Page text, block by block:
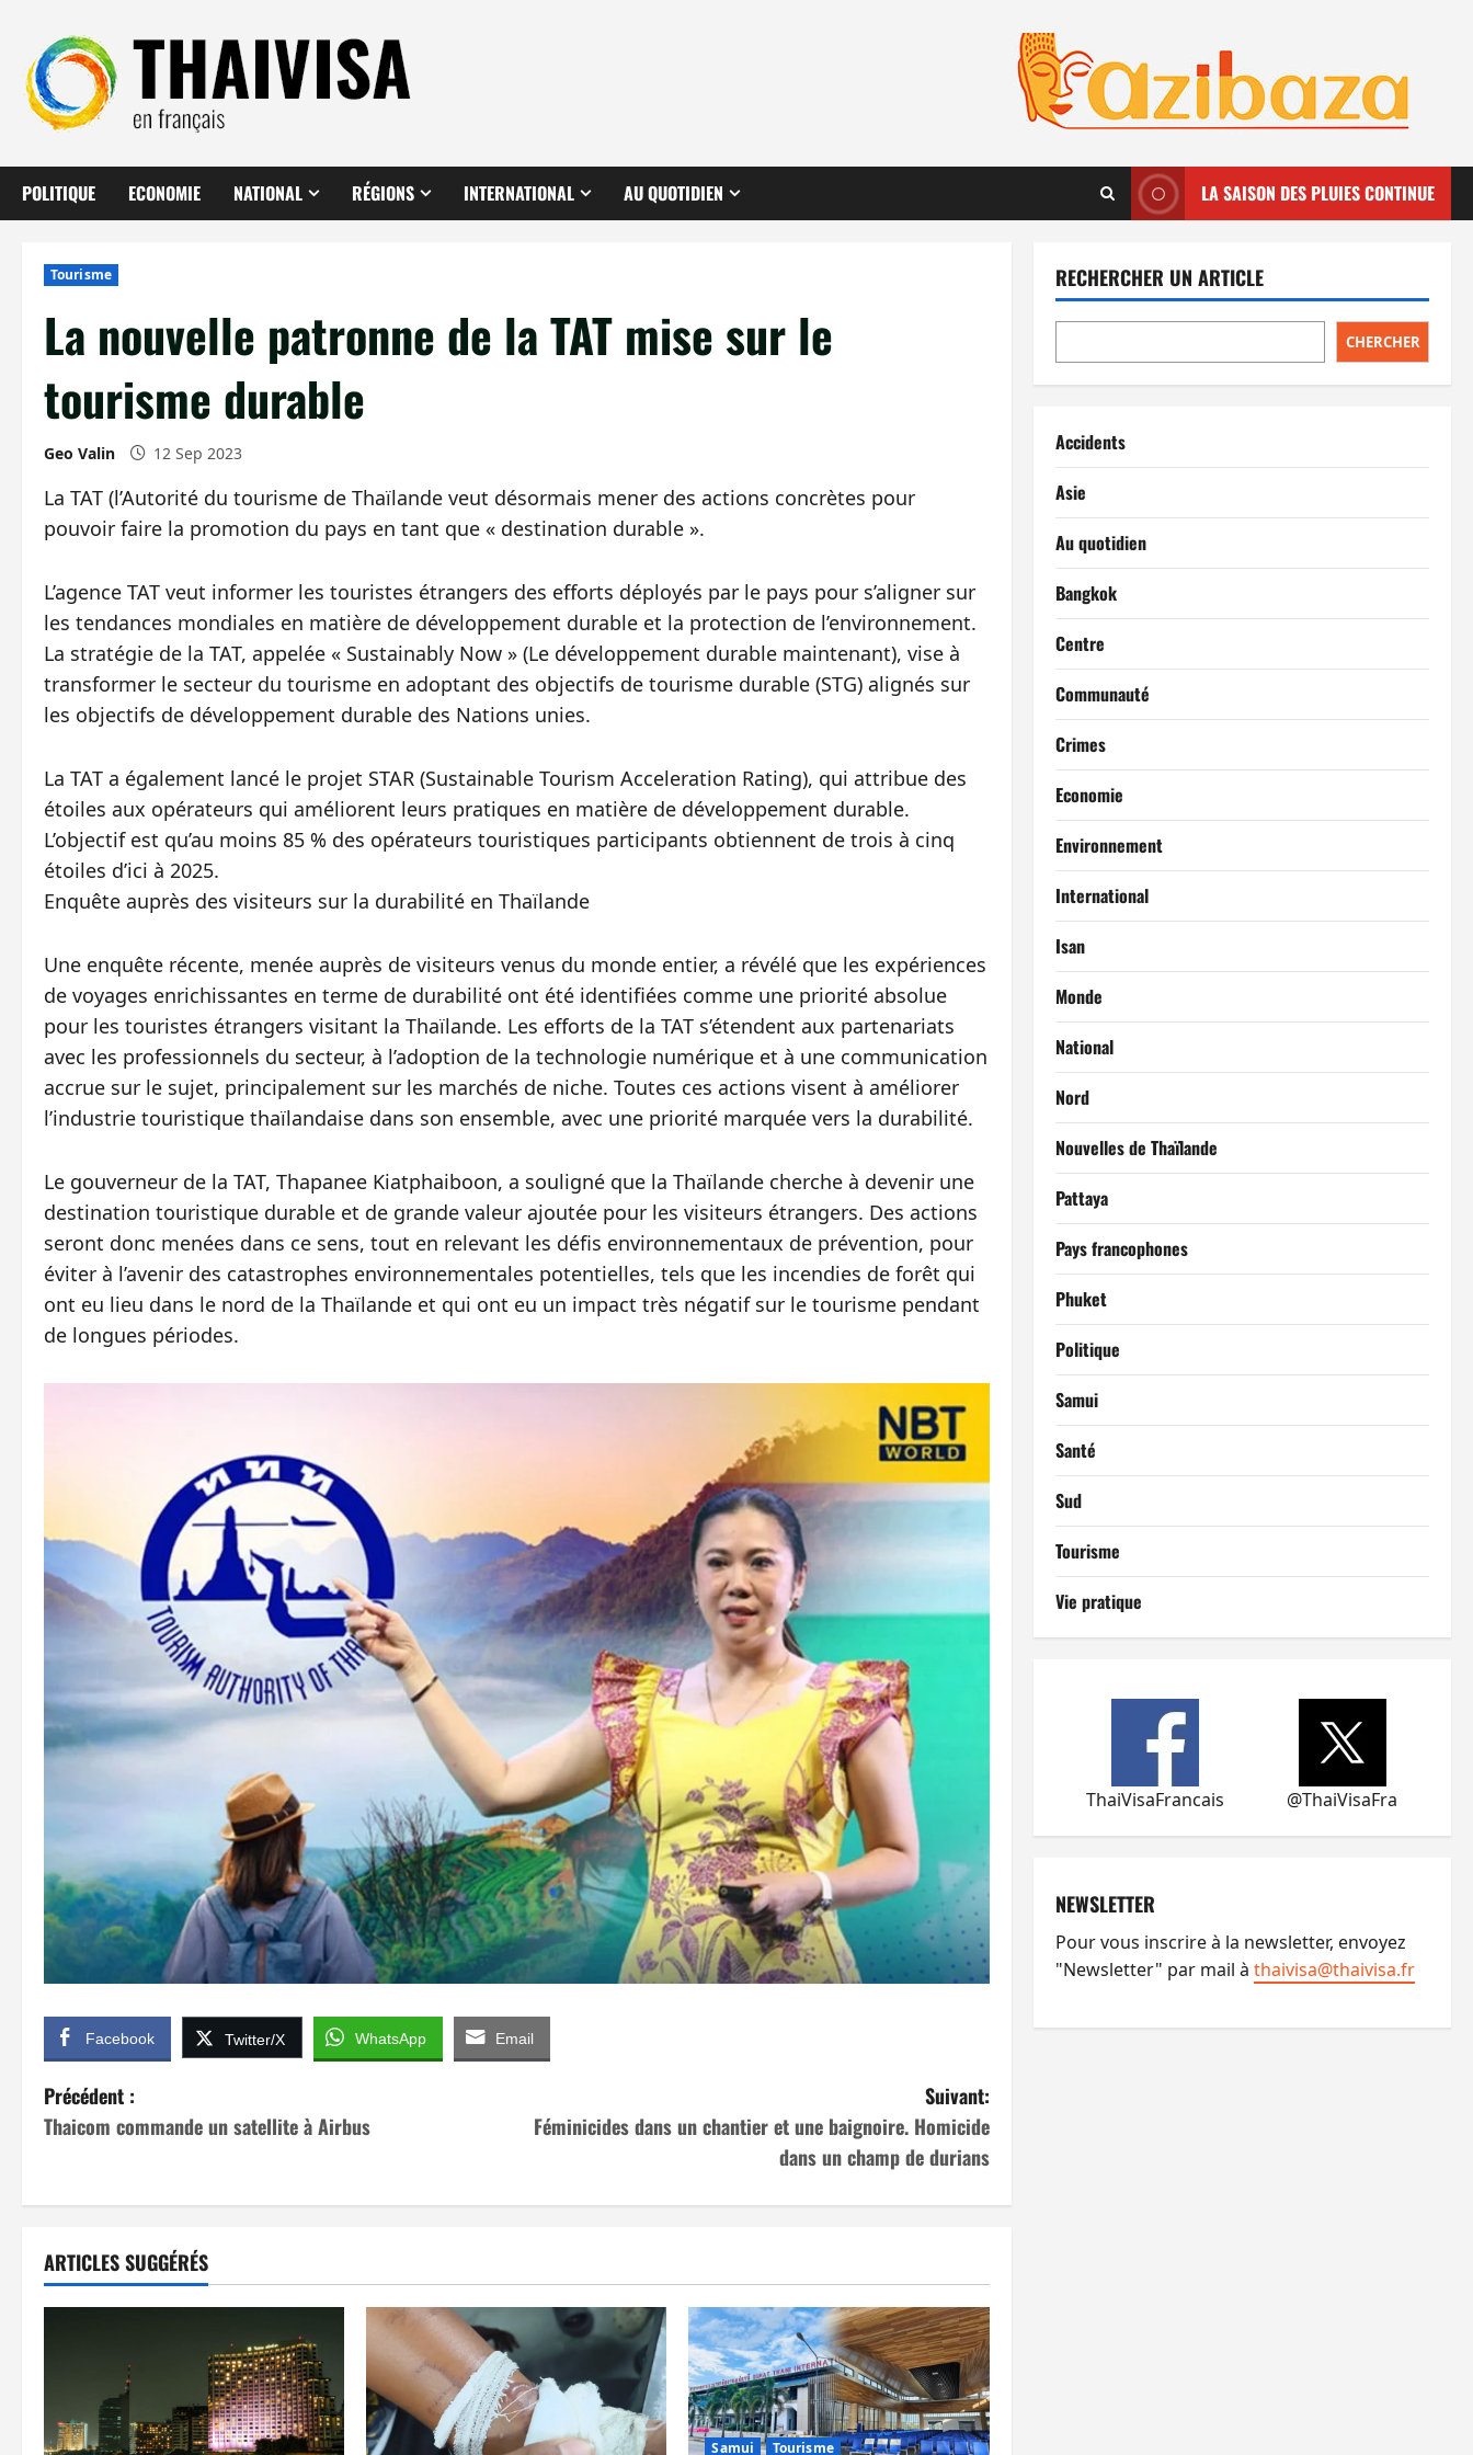
contenu
POLITIQUE ECONOMIE NATIONAL RÉGIONS INTERNATIONAL AU QUOTIDIEN LA SAISON DES PLUIES CONTINUE
Tourisme
La nouvelle patronne de la TAT mise sur le
tourisme durable
Geo Valin 12 Sep 2023
La TAT (l’Autorité du tourisme de Thaïlande veut désormais mener des actions concrètes pour
pouvoir faire la promotion du pays en tant que « destination durable ».
L’agence TAT veut informer les touristes étrangers des efforts déployés par le pays pour s’aligner sur
les tendances mondiales en matière de développement durable et la protection de l’environnement.
La stratégie de la TAT, appelée « Sustainably Now » (Le développement durable maintenant), vise à
transformer le secteur du tourisme en adoptant des objectifs de tourisme durable (STG) alignés sur
les objectifs de développement durable des Nations unies.
La TAT a également lancé le projet STAR (Sustainable Tourism Acceleration Rating), qui attribue des
étoiles aux opérateurs qui améliorent leurs pratiques en matière de développement durable.
L’objectif est qu’au moins 85 % des opérateurs touristiques participants obtiennent de trois à cinq
étoiles d’ici à 2025.
Enquête auprès des visiteurs sur la durabilité en Thaïlande
Une enquête récente, menée auprès de visiteurs venus du monde entier, a révélé que les expériences
de voyages enrichissantes en terme de durabilité ont été identifiées comme une priorité absolue
pour les touristes étrangers visitant la Thaïlande. Les efforts de la TAT s’étendent aux partenariats
avec les professionnels du secteur, à l’adoption de la technologie numérique et à une communication
accrue sur le sujet, principalement sur les marchés de niche. Toutes ces actions visent à améliorer
l’industrie touristique thaïlandaise dans son ensemble, avec une priorité marquée vers la durabilité.
Le gouverneur de la TAT, Thapanee Kiatphaiboon, a souligné que la Thaïlande cherche à devenir une
destination touristique durable et de grande valeur ajoutée pour les visiteurs étrangers. Des actions
seront donc menées dans ce sens, tout en relevant les défis environnementaux de prévention, pour
éviter à l’avenir des catastrophes environnementales potentielles, tels que les incendies de forêt qui
ont eu lieu dans le nord de la Thaïlande et qui ont eu un impact très négatif sur le tourisme pendant
de longues périodes.
Facebook Twitter/X WhatsApp Email
N
a
v
g
i
Précédent :
Thaicom commande un satellite à Airbus
Suivant:
Féminicides dans un chantier et une baignoire. Homicide
dans un champ de durians
ARTICLES SUGGÉRÉS
Samui Tourisme
RECHERCHER UN ARTICLE
CHERCHER
Accidents
Asie
Au quotidien
Bangkok
Centre
Communauté
Crimes
Economie
Environnement
International
Isan
Monde
National
Nord
Nouvelles de Thaïlande
Pattaya
Pays francophones
Phuket
Politique
Samui
Santé
Sud
Tourisme
Vie pratique
ThaiVisaFrancais @ThaiVisaFra
NEWSLETTER
Pour vous inscrire à la newsletter, envoyez
"Newsletter" par mail à thaivisa@thaivisa.fr